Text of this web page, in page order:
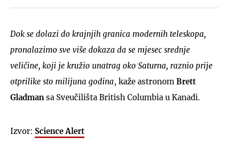
Dok se dolazi do krajnjih granica modernih teleskopa,
pronalazimo sve više dokaza da se mjesec srednje
veličine, koji je kružio unatrag oko Saturna, raznio prije
otprilike sto milijuna godina, kaže astronom Brett
Gladman sa Sveučilišta British Columbia u Kanadi.
Izvor: Science Alert